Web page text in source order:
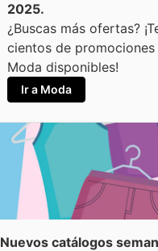
2025.
¿Buscas más ofertas?
cientos de promociones
Moda disponibles!
Ir a Moda
Nuevos catálogos